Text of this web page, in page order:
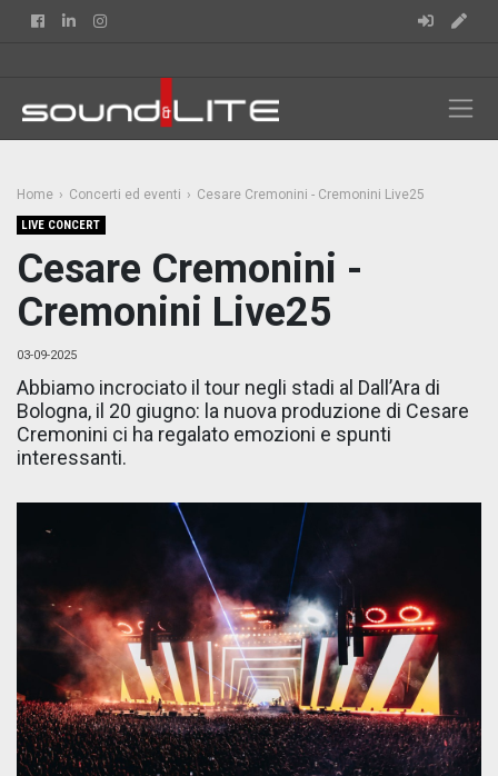
FacebookLinkedin
Home Concerti ed eventi Cesare Cremonini - Cremonini Live25
LIVE CONCERT
Cesare Cremonini -
Cremonini Live25
03-09-2025
Abbiamo incrociato il tour negli stadi al Dall’Ara di
Bologna, il 20 giugno: la nuova produzione di Cesare
Cremonini ci ha regalato emozioni e spunti
interessanti.